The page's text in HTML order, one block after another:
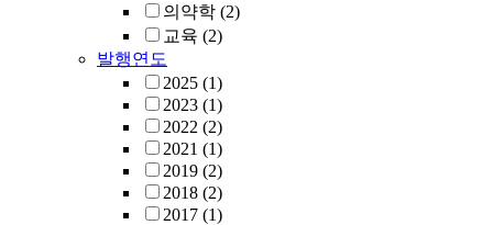
의약학 (2)
교육 (2)
발행연도
2025 (1)
2023 (1)
2022 (2)
2021 (1)
2019 (2)
2018 (2)
2017 (1)